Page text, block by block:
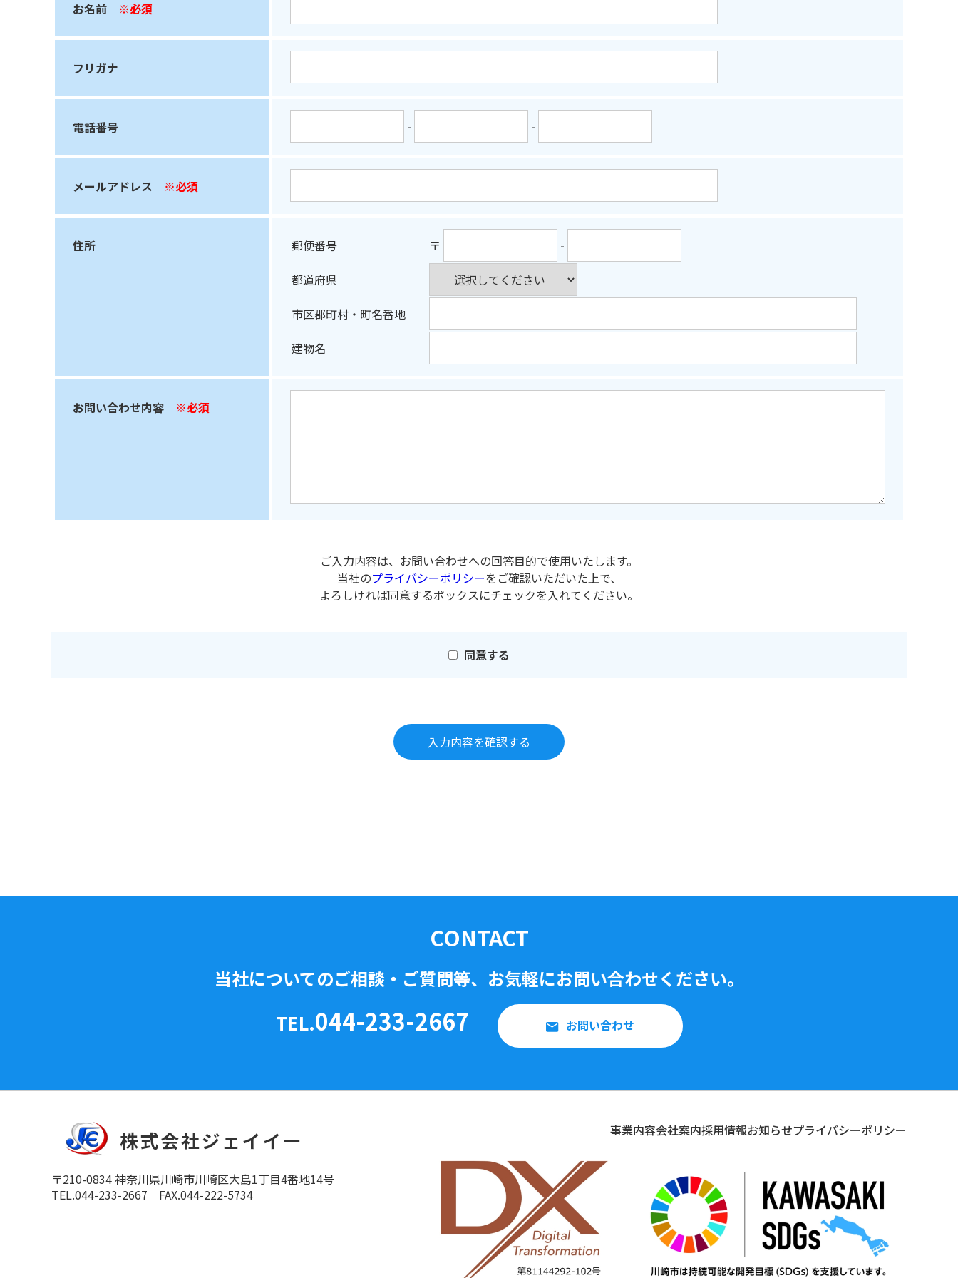
お名前 ※必須
フリガナ
電話番号 - -
メールアドレス ※必須
住所 郵便番号 〒
-
都道府県
市区郡町村・町名番地
建物名
お問い合わせ内容 ※必須
ご入力内容は、お問い合わせへの回答目的で使用いたします。
当社のプライバシーポリシーをご確認いただいた上で、
よろしければ同意するボックスにチェックを入れてください。
同意する
CONTACT
当社についてのご相談・ご質問等、 お気軽にお問い合わせください。
TEL.044-233-2667 お問い合わせ
〒210-0834 神奈川県川崎市川崎区大島1丁目4番地14号
TEL.044-233-2667 FAX.044-222-5734
事業内容会社案内採用情報お知らせプライバシーポリシー